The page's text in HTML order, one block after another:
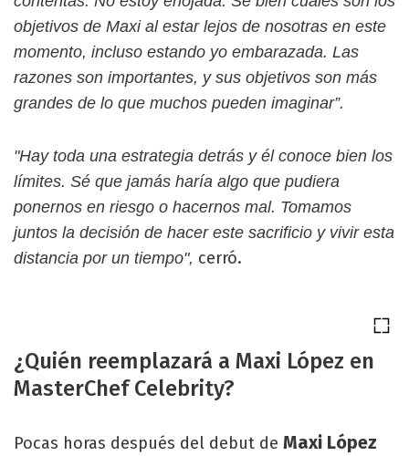
objetivos de Maxi al estar lejos de nosotras en este
momento, incluso estando yo embarazada. Las
razones son importantes, y sus objetivos son más
grandes de lo que muchos pueden imaginar”.
"Hay toda una estrategia detrás y él conoce bien los
límites. Sé que jamás haría algo que pudiera
ponernos en riesgo o hacernos mal. Tomamos
juntos la decisión de hacer este sacrificio y vivir esta
distancia por un tiempo", cerró.
¿Quién reemplazará a Maxi López en
MasterChef Celebrity?
Pocas horas después del debut de Maxi López